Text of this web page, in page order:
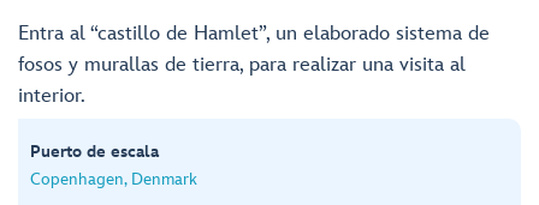
Entra al “castillo de Hamlet”, un elaborado sistema de
fosos y murallas de tierra, para realizar una visita al
interior.
Puerto de escala
Copenhagen, Denmark